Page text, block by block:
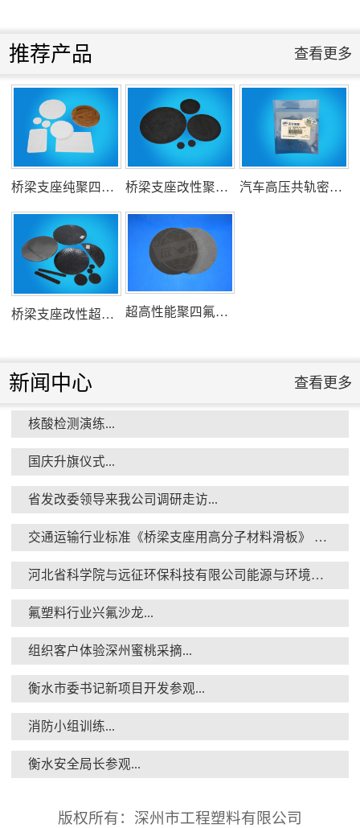
式...
氟塑料行业兴氟沙龙...
组织客户体验深州蜜桃采摘...
衡水市委书记新项目开发参观...
消防小组训练...
推荐产品 查看更多
桥梁支座纯聚四氟乙烯滑板 桥梁支座改性聚四氟乙烯滑板 汽车高压共轨密封圈
桥梁支座改性超高分子量聚乙烯滑板 超高性能聚四氟乙烯滑板
新闻中心 查看更多
核酸检测演练...
国庆升旗仪式...
省发改委领导来我公司调研走访...
交通运输行业标准《桥梁支座用高分子材料滑板》 送审稿审查会在京召开...
河北省科学院与远征环保科技有限公司能源与环境新材料成果转化基地签约暨揭牌仪式...
氟塑料行业兴氟沙龙...
组织客户体验深州蜜桃采摘...
衡水市委书记新项目开发参观...
消防小组训练...
衡水安全局长参观...
版权所有：深州市工程塑料有限公司